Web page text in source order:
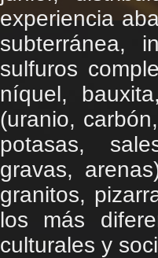
experiencia
subterránea,
sulfuros
níquel,
(uranio,
potasas,
gravas,
granitos,
los más
culturales y